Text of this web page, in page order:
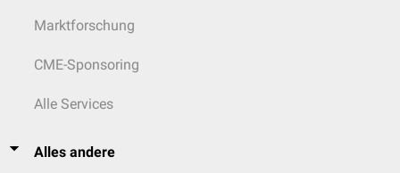
Marktforschung
CME-Sponsoring
Alle Services
Alles andere